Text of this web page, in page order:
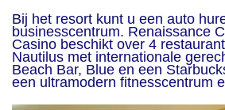
Bij het resort kunt u een auto
businesscentrum. Renaissance
Casino beschikt over 4
Nautilus met internationale
Beach Bar, Blue en een
een ultramodern fitnesscentrum